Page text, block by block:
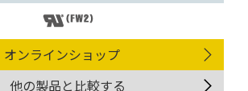
オンラインショップ
他の製品と比較する